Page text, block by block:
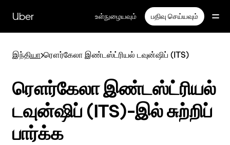
பக்கத்திற்குச்
செல்லவும்
Uber உள்நுழையவும் பதிவு செய்யவும்
இந்தியா>ரௌர்கேலா இண்டஸ்ட்ரியல் டவுன்ஷிப் (ITS)
ரௌர்கேலா இண்டஸ்ட்ரியல்
டவுன்ஷிப் (ITS)-இல் சுற்றிப்
பார்க்க